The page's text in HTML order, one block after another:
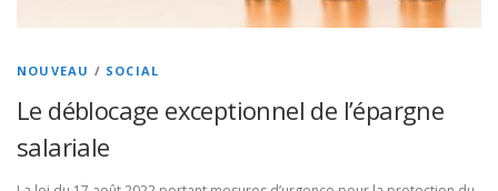
NOUVEAU / SOCIAL
Le déblocage exceptionnel de l’épargne
salariale